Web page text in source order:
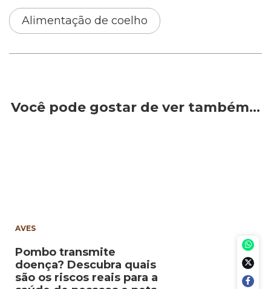
Alimentação de coelho
Você pode gostar de ver também…
AVES
Pombo transmite
doença? Descubra quais
são os riscos reais para a